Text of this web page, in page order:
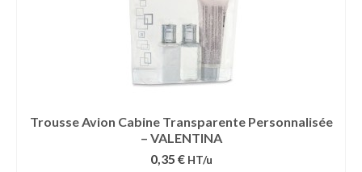
Trousse Avion Cabine Transparente Personnalisée
– VALENTINA
0,35 € HT/u